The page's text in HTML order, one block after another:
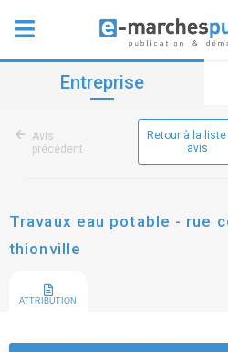
Entreprise
Avis
précédent
Retour à la
avis
Travaux eau potable - rue
thionville
ATTRIBUTION